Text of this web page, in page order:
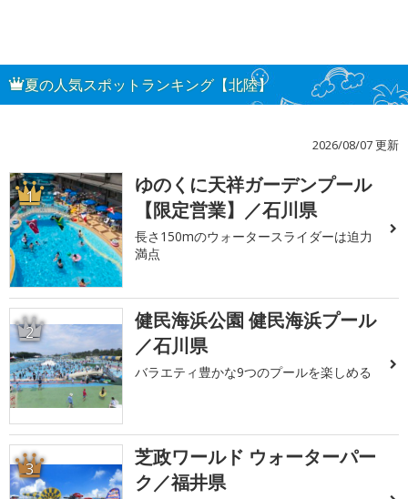
夏の人気スポットランキング【北陸】
2026/08/07 更新
1
ゆのくに天祥ガーデンプール
【限定営業】／石川県
長さ150mのウォータースライダーは迫力
満点
2
健民海浜公園 健民海浜プール
／石川県
バラエティ豊かな9つのプールを楽しめる
3
芝政ワールド ウォーターパー
ク／福井県